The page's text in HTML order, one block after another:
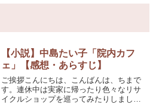
【小説】中島たい子「院内カフ
ェ」【感想・あらすじ】
ご挨拶こんにちは、こんばんは、ちまで
す。連休中は実家に帰ったり色々なリサ
イクルショップを巡ってみたりしまし